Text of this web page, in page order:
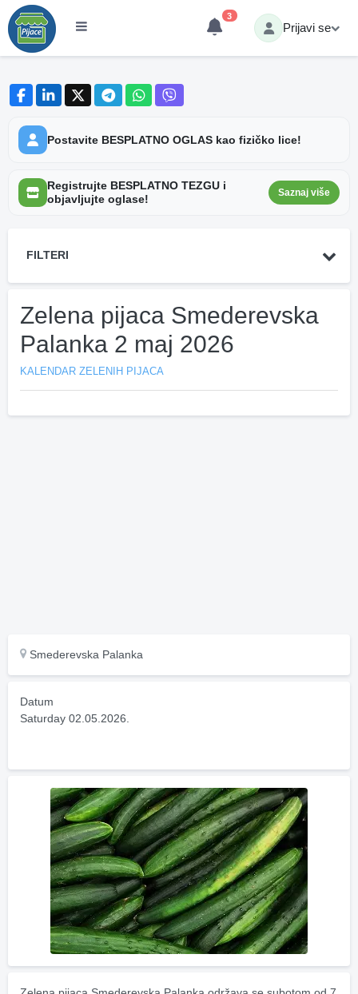
3
Prijavi se
Postavite BESPLATNO OGLAS kao fizičko lice!
Registrujte BESPLATNO TEZGU i
objavljujte oglase!
Saznaj više
FILTERI
Zelena pijaca Smederevska
Palanka 2 maj 2026
KALENDAR ZELENIH PIJACA
Smederevska Palanka
Datum
Saturday 02.05.2026.